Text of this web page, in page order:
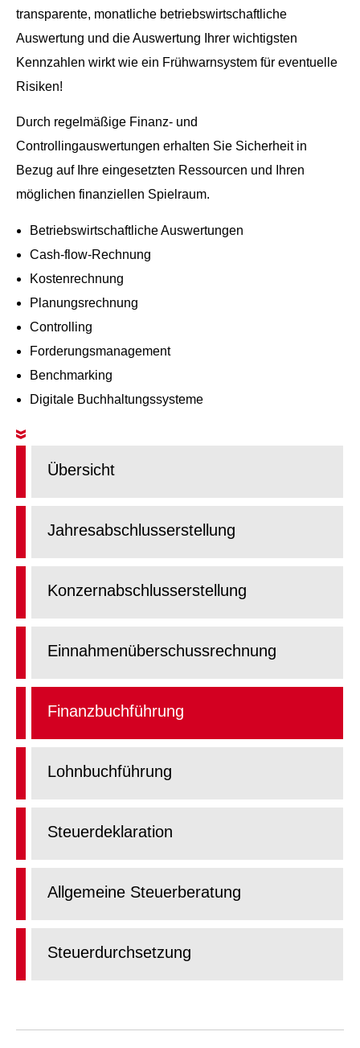
transparente, monatliche betriebswirtschaftliche
Auswertung und die Auswertung Ihrer wichtigsten
Kennzahlen wirkt wie ein Frühwarnsystem für eventuelle
Risiken!
Durch regelmäßige Finanz- und
Controllingauswertungen erhalten Sie Sicherheit in
Bezug auf Ihre eingesetzten Ressourcen und Ihren
möglichen finanziellen Spielraum.
Betriebswirtschaftliche Auswertungen
Cash-flow-Rechnung
Kostenrechnung
Planungsrechnung
Controlling
Forderungsmanagement
Benchmarking
Digitale Buchhaltungssysteme
Übersicht
Jahresabschlusserstellung
Konzernabschlusserstellung
Einnahmenüberschussrechnung
Finanzbuchführung
Lohnbuchführung
Steuerdeklaration
Allgemeine Steuerberatung
Steuerdurchsetzung